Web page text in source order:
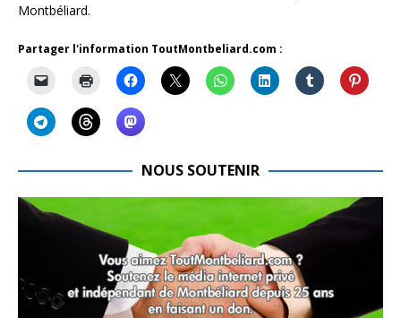
Montbéliard.
Partager l'information ToutMontbeliard.com :
NOUS SOUTENIR